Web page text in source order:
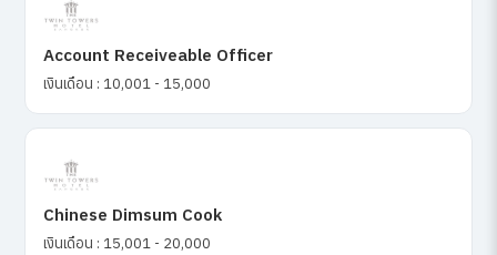
Account Receiveable Officer
เงินเดือน : 10,001 - 15,000
Chinese Dimsum Cook
เงินเดือน : 15,001 - 20,000